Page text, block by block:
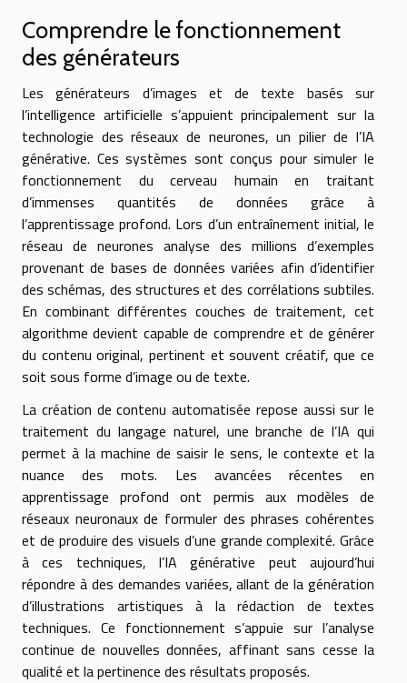
Comprendre le fonctionnement
des générateurs
Les générateurs d’images et de texte basés sur
l’intelligence artificielle s’appuient principalement sur la
technologie des réseaux de neurones, un pilier de l’IA
générative. Ces systèmes sont conçus pour simuler le
fonctionnement du cerveau humain en traitant
d’immenses quantités de données grâce à
l’apprentissage profond. Lors d’un entraînement initial, le
réseau de neurones analyse des millions d’exemples
provenant de bases de données variées afin d’identifier
des schémas, des structures et des corrélations subtiles.
En combinant différentes couches de traitement, cet
algorithme devient capable de comprendre et de générer
du contenu original, pertinent et souvent créatif, que ce
soit sous forme d’image ou de texte.
La création de contenu automatisée repose aussi sur le
traitement du langage naturel, une branche de l’IA qui
permet à la machine de saisir le sens, le contexte et la
nuance des mots. Les avancées récentes en
apprentissage profond ont permis aux modèles de
réseaux neuronaux de formuler des phrases cohérentes
et de produire des visuels d’une grande complexité. Grâce
à ces techniques, l’IA générative peut aujourd’hui
répondre à des demandes variées, allant de la génération
d’illustrations artistiques à la rédaction de textes
techniques. Ce fonctionnement s’appuie sur l’analyse
continue de nouvelles données, affinant sans cesse la
qualité et la pertinence des résultats proposés.